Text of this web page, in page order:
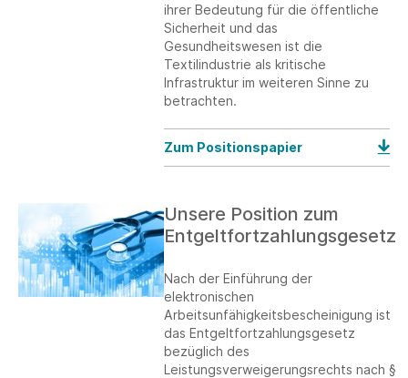
ihrer Bedeutung für die öffentliche
Sicherheit und das
Gesundheitswesen ist die
Textilindustrie als kritische
Infrastruktur im weiteren Sinne zu
betrachten.
Zum Positionspapier
Unsere Position zum
Entgeltfortzahlungsgesetz
Nach der Einführung der
elektronischen
Arbeitsunfähigkeitsbescheinigung ist
das Entgeltfortzahlungsgesetz
bezüglich des
Leistungsverweigerungsrechts nach §